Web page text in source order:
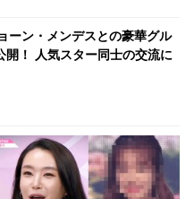
ーン・メンデスとの豪華グル
開！ 人気スター同士の交流に